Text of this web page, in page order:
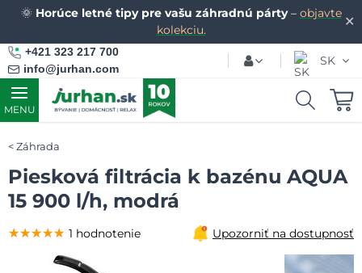
✕
🌞 Horúce letné tipy pre vašu záhradnú párty– objavte
kolekciu.
+421 323 217 700
info@jurhan.com
SK
MENU
Záhrada
Piesková filtrácia k bazénu AQUA
15 900 l/h, modrá
★★★★★
★★★★★
★★★★★ 1 hodnotenie Upozorniť na dostupnosť